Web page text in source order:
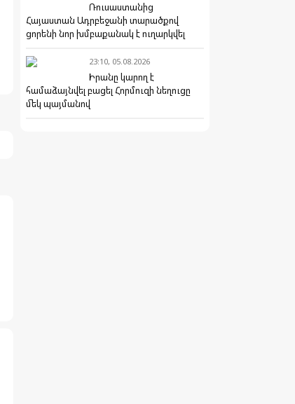
Ռուսաստանից
Հայաստան Ադրբեջանի տարածքով
ցորենի նոր խմբաքանակ է ուղարկվել
23:10, 05.08.2026
Իրանը կարող է
համաձայնվել բացել Հորմուզի նեղուցը
մեկ պայմանով